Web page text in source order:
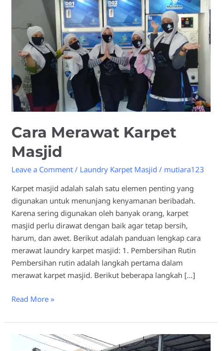
Cara Merawat Karpet
Masjid
Leave a Comment / Laundry Karpet Masjid / mutiara123
Karpet masjid adalah salah satu elemen penting yang
digunakan untuk menunjang kenyamanan beribadah.
Karena sering digunakan oleh banyak orang, karpet
masjid perlu dirawat dengan baik agar tetap bersih,
harum, dan awet. Berikut adalah panduan lengkap cara
merawat laundry karpet masjid: 1. Pembersihan Rutin
Pembersihan rutin adalah langkah pertama dalam
merawat karpet masjid. Berikut beberapa langkah […]
Read More »
Mengapa